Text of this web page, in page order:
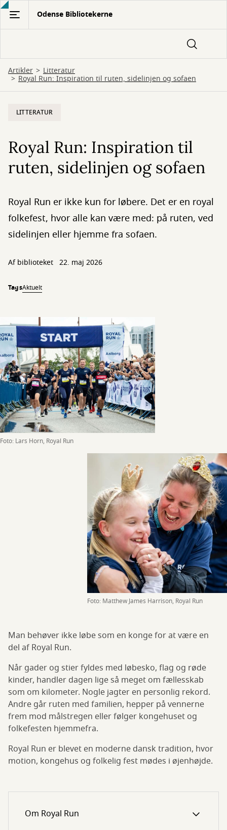
Gå
hovedindhold
Odense Bibliotekerne
Artikler Litteratur
Royal Run: Inspiration til ruten, sidelinjen og sofaen
LITTERATUR
Royal Run: Inspiration til
ruten, sidelinjen og sofaen
Royal Run er ikke kun for løbere. Det er en royal
folkefest, hvor alle kan være med: på ruten, ved
sidelinjen eller hjemme fra sofaen.
Af biblioteket 22. maj 2026
TagsAktuelt
Foto: Lars Horn, Royal Run
Foto: Matthew James Harrison, Royal Run
Man behøver ikke løbe som en konge for at være en
del af Royal Run.
Når gader og stier fyldes med løbesko, flag og røde
kinder, handler dagen lige så meget om fællesskab
som om kilometer. Nogle jagter en personlig rekord.
Andre går ruten med familien, hepper på vennerne
frem mod målstregen eller følger kongehuset og
folkefesten hjemmefra.
Royal Run er blevet en moderne dansk tradition, hvor
motion, kongehus og folkelig fest mødes i øjenhøjde.
Om Royal Run